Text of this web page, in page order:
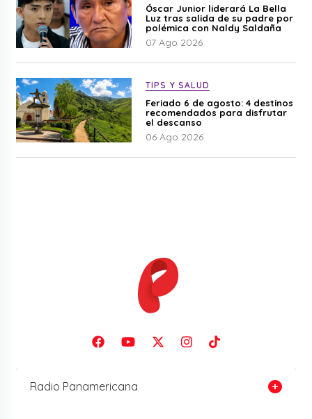
Óscar Junior liderará La Bella
Luz tras salida de su padre por
polémica con Naldy Saldaña
07 Ago 2026
TIPS Y SALUD
Feriado 6 de agosto: 4 destinos
recomendados para disfrutar
el descanso
06 Ago 2026
Radio Panamericana